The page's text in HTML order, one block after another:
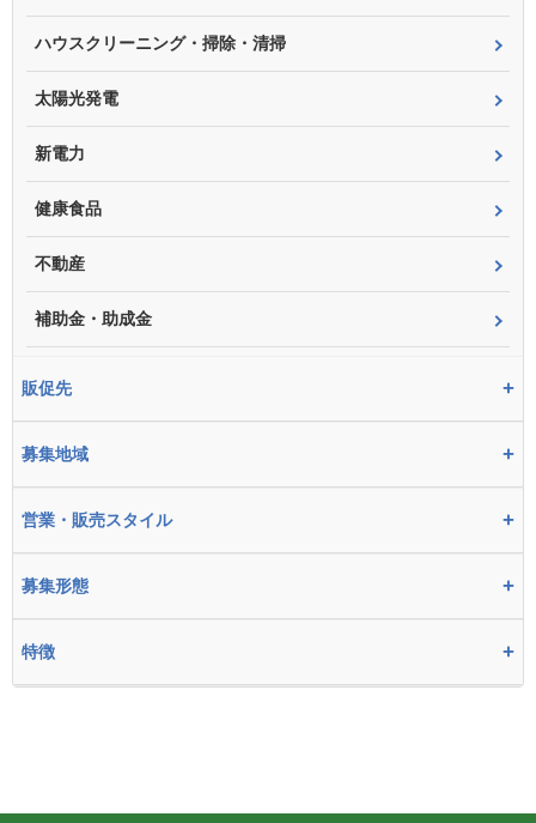
ハウスクリーニング・掃除・清掃
太陽光発電
新電力
健康食品
不動産
補助金・助成金
販促先 +
募集地域 +
営業・販売スタイル +
募集形態 +
特徴 +